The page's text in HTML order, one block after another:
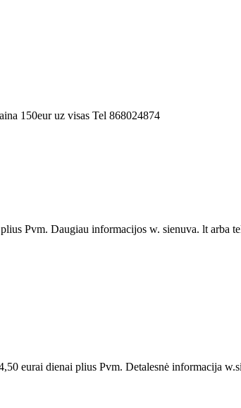
150eur uz visas Tel 868024874
Pvm. Daugiau informacijos w. sienuva. lt arba
eurai dienai plius Pvm. Detalesnė informacija